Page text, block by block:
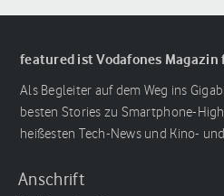
featured ist Vodafones
Als Begleiter auf dem Weg ins
besten Stories zu Smartphone-
heißesten Tech-News und Kino-
Anschrift